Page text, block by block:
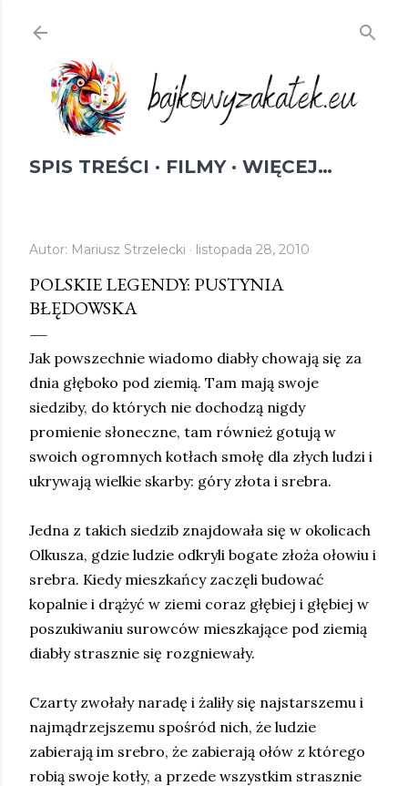
SPIS TREŚCI FILMY WIĘCEJ…
Autor: Mariusz Strzelecki listopada 28, 2010
POLSKIE LEGENDY: PUSTYNIA
BŁĘDOWSKA
Jak powszechnie wiadomo diabły chowają się za
dnia głęboko pod ziemią. Tam mają swoje
siedziby, do których nie dochodzą nigdy
promienie słoneczne, tam również gotują w
swoich ogromnych kotłach smołę dla złych ludzi i
ukrywają wielkie skarby: góry złota i srebra.
Jedna z takich siedzib znajdowała się w okolicach
Olkusza, gdzie ludzie odkryli bogate złoża ołowiu i
srebra. Kiedy mieszkańcy zaczęli budować
kopalnie i drążyć w ziemi coraz głębiej i głębiej w
poszukiwaniu surowców mieszkające pod ziemią
diabły strasznie się rozgniewały.
Czarty zwołały naradę i żaliły się najstarszemu i
najmądrzejszemu spośród nich, że ludzie
zabierają im srebro, że zabierają ołów z którego
robią swoje kotły, a przede wszystkim strasznie